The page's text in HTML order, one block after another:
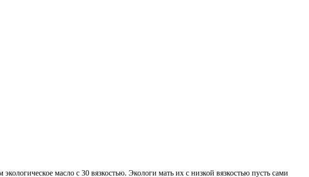
масло с 30 вязкостью. Экологи мать их с низкой вязкостью пусть сами